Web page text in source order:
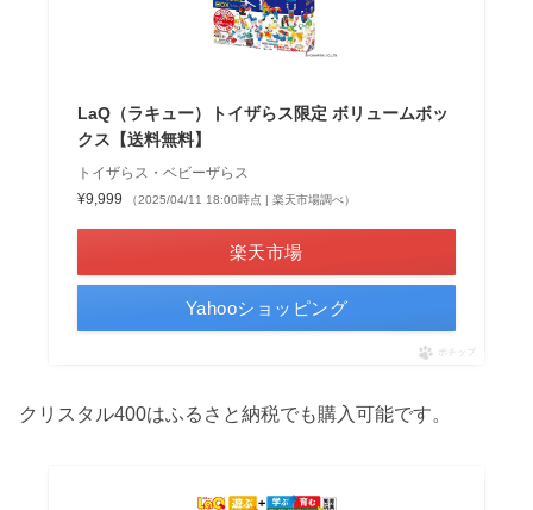
LaQ（ラキュー）トイザらス限定 ボリュームボッ
クス【送料無料】
トイザらス・ベビーザらス
¥9,999
（2025/04/11 18:00時点 | 楽天市場調べ）
楽天市場
Yahooショッピング
ポチップ
クリスタル400はふるさと納税でも購入可能です。